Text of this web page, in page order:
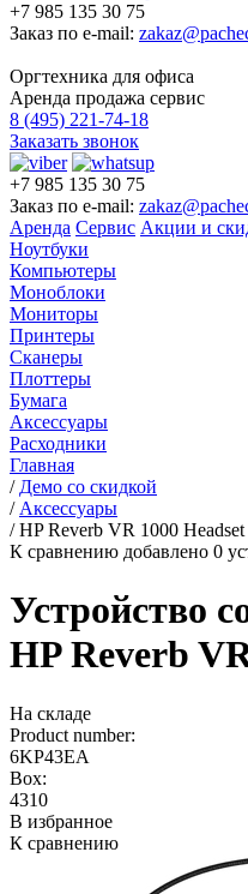
+7 985 135 30 75
Заказ по e-mail:
Оргтехника для офиса
Аренда продажа сервис
8 (495) 221-74-18
Заказать звонок
+7 985 135 30 75
Заказ по e-mail:
Аренда Сервис Акции и
Ноутбуки
Компьютеры
Моноблоки
Мониторы
Принтеры
Сканеры
Плоттеры
Бумага
Аксессуары
Расходники
Главная
/ Демо со скидкой
/ Аксессуары
/HP Reverb VR 1000 Headset
К сравнению добавлено 0
Устройство
HP Reverb
На складе
Product number:
6KP43EA
Box:
4310
В избранное
К сравнению